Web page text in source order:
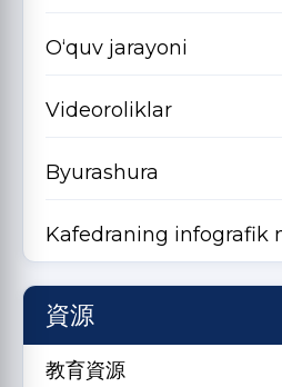
O‘quv jarayoni
Videoroliklar
Byurashura
Kafedraning infografik
資源
教育資源